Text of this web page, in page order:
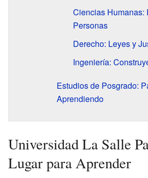
Ciencias Humanas:
Personas
Derecho: Leyes y
Ingeniería:
Estudios de Posgrado:
Aprendiendo
Universidad La Salle
Lugar para Aprender